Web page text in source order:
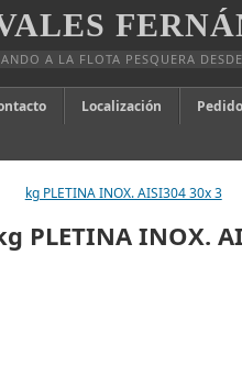
A LA FLOTA PESQUERA
Localización
kg PLETINA INOX. AISI304 30x 3
PLETINA INOX.